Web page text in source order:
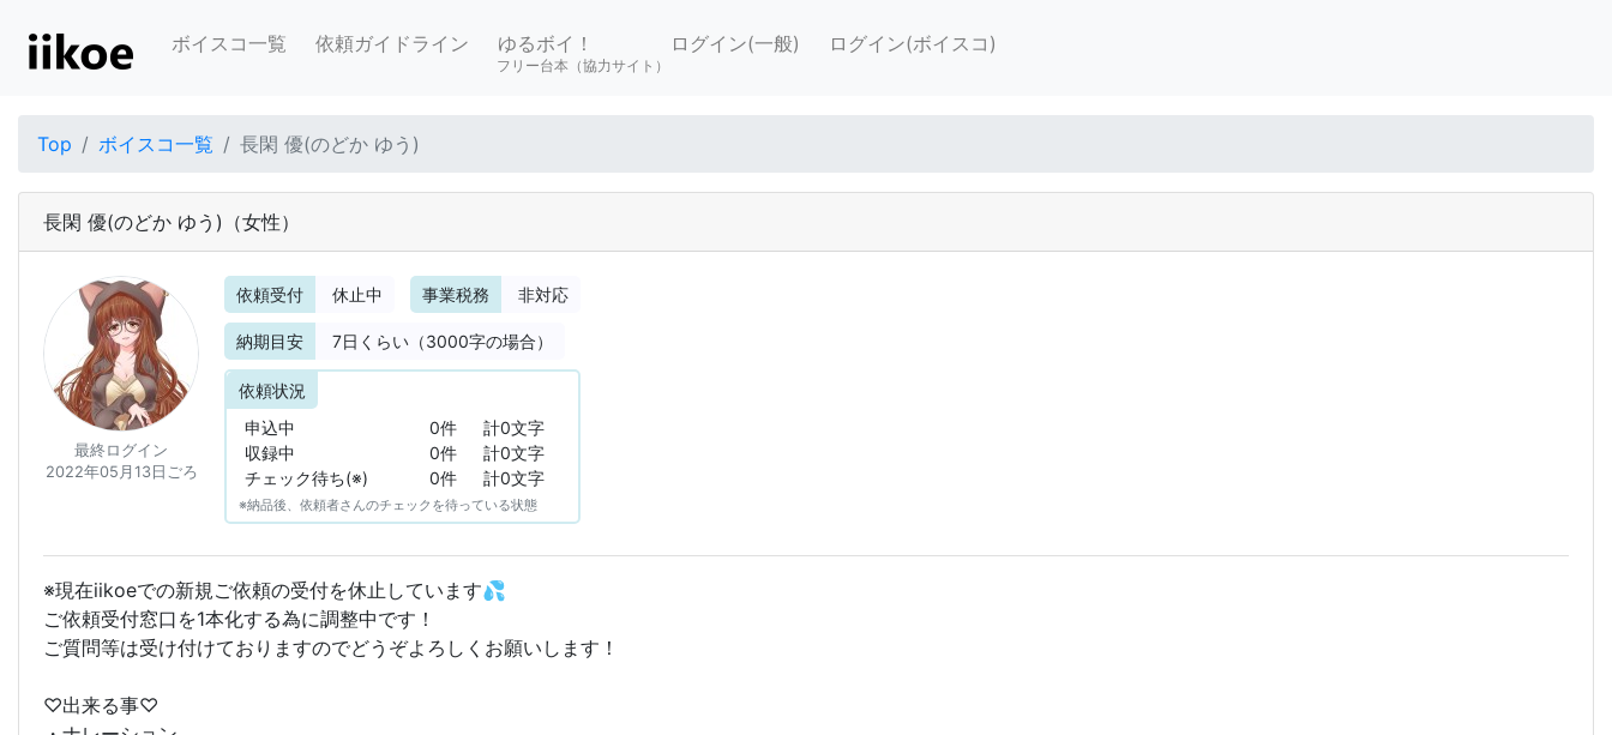
ボイスコ一覧 依頼ガイドライン ゆるボイ！
フリー台本（協力サイト）
ログイン(一般) ログイン(ボイスコ)
Top ボイスコ一覧 長閑 優(のどか ゆう)
長閑 優(のどか ゆう) （女性）
最終ログイン
2022年05月13日ごろ
依頼受付 休止中 事業税務 非対応
納期目安 7日くらい（3000字の場合）
依頼状況
申込中
0件
計0文字
収録中
0件
計0文字
チェック待ち(※)
0件 計0文字
※納品後、依頼者さんのチェックを待っている状態
※現在iikoeでの新規ご依頼の受付を休止しています💦
ご依頼受付窓口を1本化する為に調整中です！
ご質問等は受け付けておりますのでどうぞよろしくお願いします！
♡出来る事♡